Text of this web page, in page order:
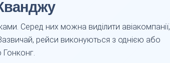
Серед них можна виділити авіакомпанії,
рейси виконуються з однією або
Гонконг.